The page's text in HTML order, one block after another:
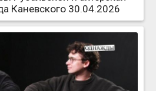
Каневского 30.04.2026